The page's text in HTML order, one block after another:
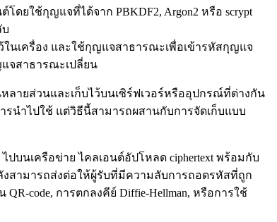
ดยใช้กุญแจที่ได้จาก PBKDF2, Argon2 หรือ scrypt
บ
นเครื่อง และใช้กุญแจสาธารณะเพื่อเข้ารหัสกุญแจ
จสาธารณะเปลี่ยน
หลายส่วนและเก็บไว้บนเซิร์ฟเวอร์หรืออุปกรณ์ที่ต่างกัน
นำไปใช้ แต่วิธีนี้สามารถผสานกับการจัดเก็บแบบ
ปบนเครือข่าย ไคลเอนต์อัปโหลด ciphertext พร้อมกับ
ลังสามารถส่งต่อให้ผู้รับที่มีความลับการถอดรหัสที่ถูก
การตกลงคีย์ Diffie‑Hellman, หรือการใช้